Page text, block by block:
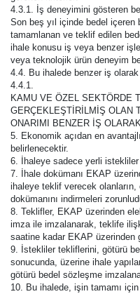
4.3.1. İş deneyimini gösteren
Son beş yıl içinde bedel içeren
tamamlanan ve teklif edilen
ihale konusu iş veya benzer
veya teknolojik ürün deneyim
4.4. Bu ihalede benzer iş
4.4.1.
KAMU VE ÖZEL SEKTÖRDE
GERÇEKLEŞTİRİLMİŞ OLAN
ONARIMI BENZER İŞ
5. Ekonomik açıdan en
belirlenecektir.
6. İhaleye sadece yerli istekliler
7. İhale dokümanı EKAP
ihaleye teklif verecek
dokümanını indirmeleri
8. Teklifler, EKAP üzerinden
imza ile imzalanarak, teklife
saatine kadar EKAP üzerinden
9. İstekliler tekliflerini, götürü
sonucunda, üzerine ihale
götürü bedel sözleşme
10. Bu ihalede, işin tamamı